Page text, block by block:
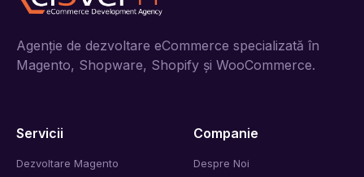
Agenție de dezvoltare eCommerce specializată în
Magento, Shopware, Shopify și WooCommerce.
Servicii
Dezvoltare Magento
Companie
Despre Noi